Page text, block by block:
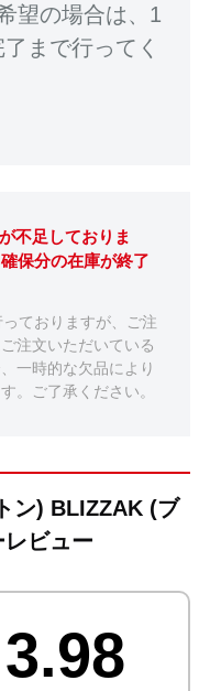
望の場合は、1
まで行ってく
不足しておりま
保分の在庫が終了
ておりますが、ご注
注文いただいている
一時的な欠品により
。ご了承ください。
ン) BLIZZAK (ブ
ビュー
3.98